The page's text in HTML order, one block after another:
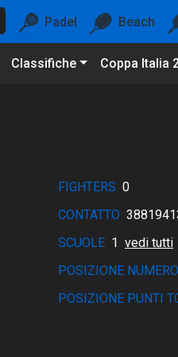
Padel Beach
Classifiche Coppa Italia
FIGHTERS 0
CONTATTO
SCUOLE 1 vedi tutti
POSIZIONE
POSIZIONE PUNTI